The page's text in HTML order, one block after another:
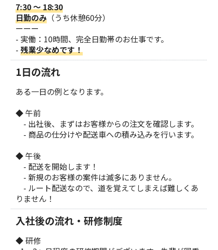
7:30 ～ 18:30
日勤のみ （うち休憩60分）
ーーー
- 実働：10時間、完全日勤帯のお仕事です。
-残業少なめです！
1日の流れ
ある一日の例となります。
◆ 午前
- 出社後、まずはお客様からの注文を確認します。
- 商品の仕分けや配送車への積み込みを行います。
◆ 午後
- 配送を開始します！
- 新規のお客様の案件は滅多にありません。
- ルート配送なので、道を覚えてしまえば難しくあ
りません！
入社後の流れ・研修制度
◆ 研修